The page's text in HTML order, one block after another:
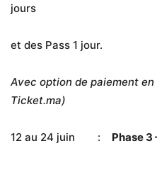
jours
et des Pass 1 jour.
Avec option de paiement
Ticket.ma)
12 au 24 juin : Phase 3